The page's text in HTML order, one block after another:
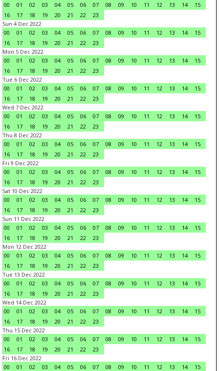
00
01 02 03 04 05 06 07 08 09 10 11 12 13 14
15
16
17 18 19 20 21 22
23
Sun 4 Dec 2022
00
01 02 03 04 05 06 07 08 09 10 11 12 13 14
15
16
17 18 19 20 21 22
23
Mon 5 Dec 2022
00
01 02 03 04 05 06 07 08 09 10 11 12 13 14
15
16
17 18 19 20 21 22
23
Tue 6 Dec 2022
00
01 02 03 04 05 06 07 08 09 10 11 12 13 14
15
16
17 18 19 20 21 22
23
Wed 7 Dec 2022
00
01 02 03 04 05 06 07 08 09 10 11 12 13 14
15
16
17 18 19 20 21 22
23
Thu 8 Dec 2022
00
01 02 03 04 05 06 07 08 09 10 11 12 13 14
15
16
17 18 19 20 21 22
23
Fri 9 Dec 2022
00
01 02 03 04 05 06 07 08 09 10 11 12 13 14
15
16
17 18 19 20 21 22
23
Sat 10 Dec 2022
00
01 02 03 04 05 06 07 08 09 10 11 12 13 14
15
16
17 18 19 20 21 22
23
Sun 11 Dec 2022
00
01 02 03 04 05 06 07 08 09 10 11 12 13 14
15
16
17 18 19 20 21 22
23
Mon 12 Dec 2022
00
01 02 03 04 05 06 07 08 09 10 11 12 13 14
15
16
17 18 19 20 21 22
23
Tue 13 Dec 2022
00
01 02 03 04 05 06 07 08 09 10 11 12 13 14
15
16
17 18 19 20 21 22
23
Wed 14 Dec 2022
00
01 02 03 04 05 06 07 08 09 10 11 12 13 14
15
16
17 18 19 20 21 22
23
Thu 15 Dec 2022
00
01 02 03 04 05 06 07 08 09 10 11 12 13 14
15
16
17 18 19 20 21 22
23
Fri 16 Dec 2022
00
01 02 03 04 05 06 07 08 09 10 11 12 13 14
15